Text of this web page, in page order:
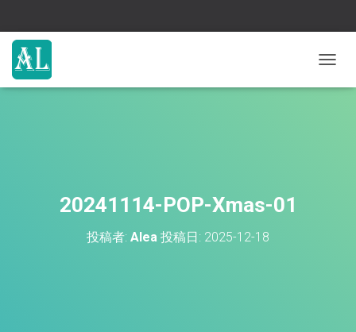
ビ
20241114-POP-Xmas-01
投稿者: Alea 投稿日: 2025-12-18